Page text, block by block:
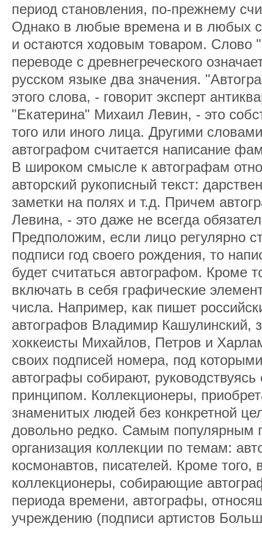
период становления, по-прежнему
Однако в любые времена и в любых
и остаются ходовым товаром. Слово
переводе с древнегреческого
русском языке два значения.
этого слова, - говорит эксперт
"Екатерина" Михаил Левин, - это
того или иного лица. Другими
автографом считается написание
В широком смысле к автографам
авторский рукописный текст:
заметки на полях и т.д. Причем
Левина, - это даже не всегда
Предположим, если лицо регулярно
подписи год своего рождения, то
будет считаться автографом. Кроме
включать в себя графические
числа. Например, как пишет
автографов Владимир Кашулинский,
хоккеисты Михайлов, Петров и
своих подписей номера, под
автографы собирают,
принципом. Коллекционеры,
знаменитых людей без конкретной
довольно редко. Самым популярным
организация коллекции по темам:
космонавтов, писателей. Кроме того,
коллекционеры, собирающие
периода времени, автографы,
учреждению (подписи артистов